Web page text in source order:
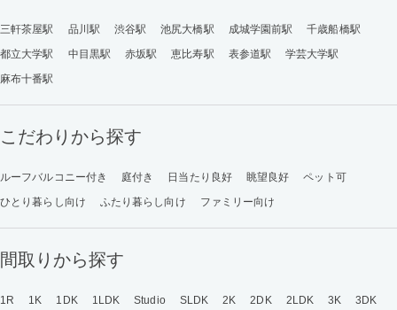
三軒茶屋駅 品川駅 渋谷駅 池尻大橋駅 成城学園前駅
千歳船橋駅
都立大学駅
中目黒駅 赤坂駅 恵比寿駅 表参道駅
学芸大学駅
麻布十番駅
こだわりから探す
ルーフバルコニー付き 庭付き 日当たり良好 眺望良好
ペット可
ひとり暮らし向け
ふたり暮らし向け ファミリー向け
間取りから探す
1R 1K 1DK 1LDK Studio SLDK 2K 2DK 2LDK 3K
3DK